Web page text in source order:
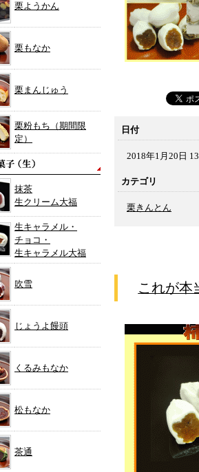
栗ようかん
栗もなか
栗まんじゅう
栗粉もち（期間限
定）
抹茶
生クリーム大福
生キャラメル・
チョコ・
生キャラメル大福
吹雪
じょうよ饅頭
くるみもなか
松もなか
茶通
日付
2018年1月20日
カテゴリ
栗きんとん
これが本